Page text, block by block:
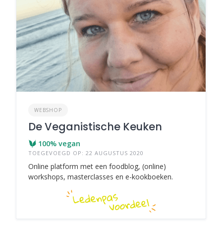
WEBSHOP
De Veganistische Keuken
100% vegan
TOEGEVOEGD OP: 22 AUGUSTUS 2020
Online platform met een foodblog, (online)
workshops, masterclasses en e-kookboeken.